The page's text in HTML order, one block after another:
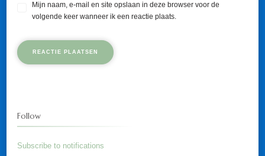
Mijn naam, e-mail en site opslaan in deze browser voor de
volgende keer wanneer ik een reactie plaats.
Follow
Subscribe to notifications